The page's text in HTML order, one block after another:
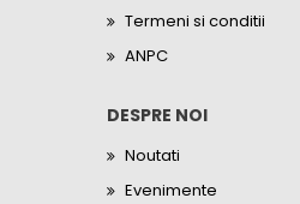
Termeni si conditii
ANPC
DESPRE NOI
Noutati
Evenimente